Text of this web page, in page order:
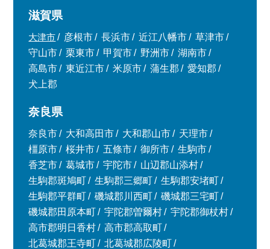
滋賀県
大津市 彦根市 長浜市 近江八幡市
草津市
守山市
栗東市 甲賀市 野洲市
湖南市
高島市
東近江市 米原市 蒲生郡
愛知郡
犬上郡
奈良県
奈良市 大和高田市 大和郡山市
天理市
橿原市
桜井市 五條市 御所市
生駒市
香芝市
葛城市 宇陀市
山辺郡山添村
生駒郡斑鳩町
生駒郡三郷町
生駒郡安堵町
生駒郡平群町
磯城郡川西町
磯城郡三宅町
磯城郡田原本町
宇陀郡曽爾村
宇陀郡御杖村
高市郡明日香村
高市郡高取町
北葛城郡王寺町
北葛城郡広陵町